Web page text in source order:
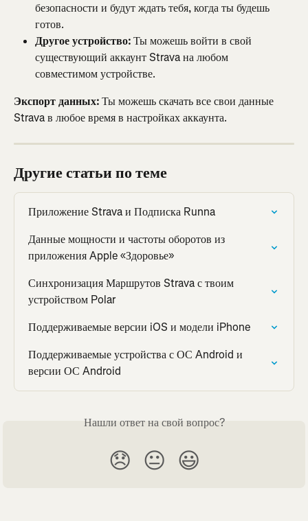
безопасности и будут ждать тебя, когда ты будешь
готов.
Другое устройство: Ты можешь войти в свой
существующий аккаунт Strava на любом
совместимом устройстве.
Экспорт данных: Ты можешь скачать все свои данные
Strava в любое время в настройках аккаунта.
Другие статьи по теме
Приложение Strava и Подписка Runna
Данные мощности и частоты оборотов из
приложения Apple «Здоровье»
Синхронизация Маршрутов Strava с твоим
устройством Polar
Поддерживаемые версии iOS и модели iPhone
Поддерживаемые устройства с ОС Android и
версии ОС Android
Нашли ответ на свой вопрос?
😞 😐 😃